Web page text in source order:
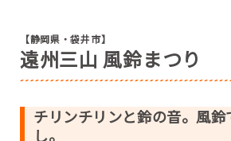
【静岡県・袋井市】
遠州三山 風鈴まつり
チリンチリンと鈴の音。風
し。